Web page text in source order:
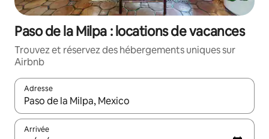
Paso de la Milpa : locations de vacances
Trouvez et réservez des hébergements uniques sur
Airbnb
Adresse
Lorsque les résultats s'affichent, utilisez les flèches vers le
Arrivée